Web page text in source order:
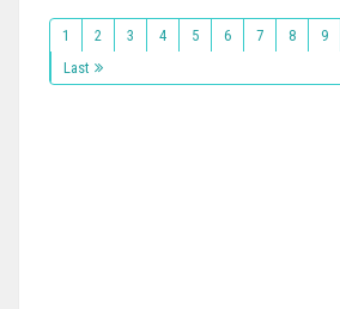
1 2 3 4 5 6 7 8 9
Last